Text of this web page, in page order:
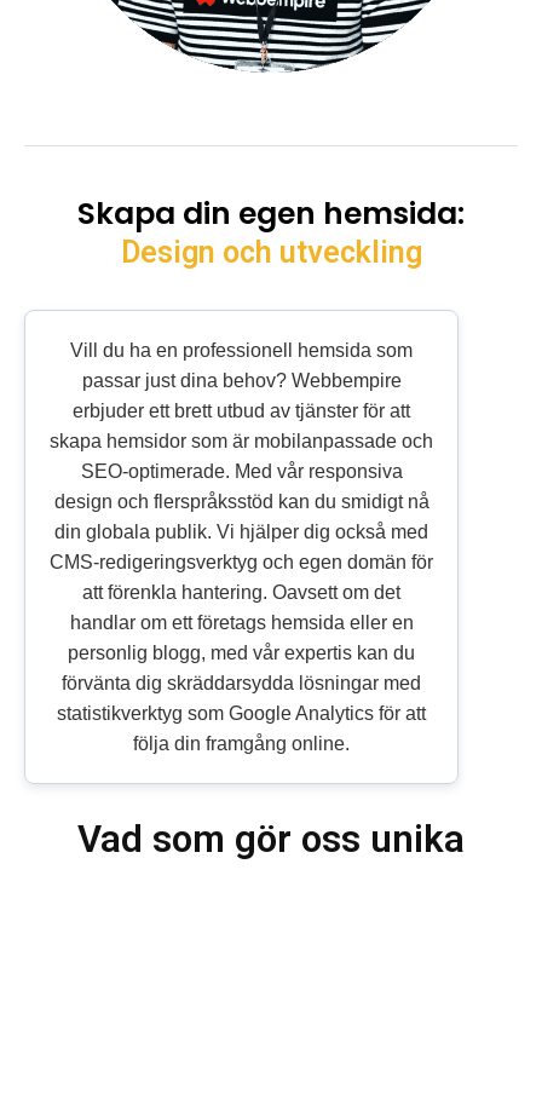
Skapa din egen hemsida:
Design och utveckling
Vill du ha en professionell hemsida som
passar just dina behov? Webbempire
erbjuder ett brett utbud av tjänster för att
skapa hemsidor som är mobilanpassade och
SEO-optimerade. Med vår responsiva
design och flerspråksstöd kan du smidigt nå
din globala publik. Vi hjälper dig också med
CMS-redigeringsverktyg och egen domän för
att förenkla hantering. Oavsett om det
handlar om ett företags hemsida eller en
personlig blogg, med vår expertis kan du
förvänta dig skräddarsydda lösningar med
statistikverktyg som Google Analytics för att
följa din framgång online.
Vad som gör oss unika